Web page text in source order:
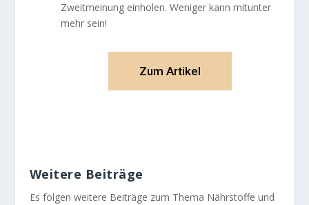
Zweitmeinung einholen. Weniger kann mitunter
mehr sein!
Zum Artikel
Weitere Beiträge
Es folgen weitere Beiträge zum Thema Nährstoffe und